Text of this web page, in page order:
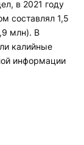
в 2021 году
составлял 1,5
млн). В
калийные
информации